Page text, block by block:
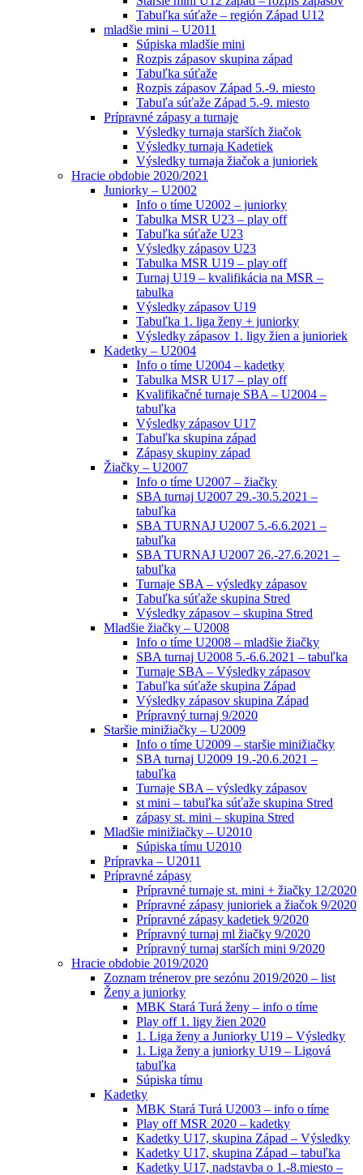
Tabuľka súťaže – región Západ U12
mladšie mini – U2011
Súpiska mladšie mini
Rozpis zápasov skupina západ
Tabuľka súťaže
Rozpis zápasov Západ 5.-9. miesto
Tabuľa súťaže Západ 5.-9. miesto
Prípravné zápasy a turnaje
Výsledky turnaja starších žiačok
Výsledky turnaja Kadetiek
Výsledky turnaja žiačok a junioriek
Hracie obdobie 2020/2021
Juniorky – U2002
Info o tíme U2002 – juniorky
Tabulka MSR U23 – play off
Tabuľka súťaže U23
Výsledky zápasov U23
Tabulka MSR U19 – play off
Turnaj U19 – kvalifikácia na MSR –
tabulka
Výsledky zápasov U19
Tabuľka 1. liga ženy + juniorky
Výsledky zápasov 1. ligy žien a junioriek
Kadetky – U2004
Info o tíme U2004 – kadetky
Tabulka MSR U17 – play off
Kvalifikačné turnaje SBA – U2004 –
tabuľka
Výsledky zápasov U17
Tabuľka skupina západ
Zápasy skupiny západ
Žiačky – U2007
Info o tíme U2007 – žiačky
SBA turnaj U2007 29.-30.5.2021 –
tabuľka
SBA TURNAJ U2007 5.-6.6.2021 –
tabuľka
SBA TURNAJ U2007 26.-27.6.2021 –
tabuľka
Turnaje SBA – výsledky zápasov
Tabuľka súťaže skupina Stred
Výsledky zápasov – skupina Stred
Mladšie žiačky – U2008
Info o tíme U2008 – mladšie žiačky
SBA turnaj U2008 5.-6.6.2021 – tabuľka
Turnaje SBA – Výsledky zápasov
Tabuľka súťaže skupina Západ
Výsledky zápasov skupina Západ
Prípravný turnaj 9/2020
Staršie minižiačky – U2009
Info o tíme U2009 – staršie minižiačky
SBA turnaj U2009 19.-20.6.2021 –
tabuľka
Turnaje SBA – výsledky zápasov
st mini – tabuľka súťaže skupina Stred
zápasy st. mini – skupina Stred
Mladšie minižiačky – U2010
Súpiska tímu U2010
Prípravka – U2011
Prípravné zápasy
Prípravné turnaje st. mini + žiačky 12/2020
Prípravné zápasy junioriek a žiačok 9/2020
Prípravné zápasy kadetiek 9/2020
Prípravný turnaj ml žiačky 9/2020
Prípravný turnaj starších mini 9/2020
Hracie obdobie 2019/2020
Zoznam trénerov pre sezónu 2019/2020 – list
Ženy a juniorky
MBK Stará Turá ženy – info o tíme
Play off 1. ligy žien 2020
1. Liga ženy a Juniorky U19 – Výsledky
1. Liga ženy a juniorky U19 – Ligová
tabuľka
Súpiska tímu
Kadetky
MBK Stará Turá U2003 – info o tíme
Play off MSR 2020 – kadetky
Kadetky U17, skupina Západ – Výsledky
Kadetky U17, skupina Západ – tabuľka
Kadetky U17, nadstavba o 1.-8.miesto –